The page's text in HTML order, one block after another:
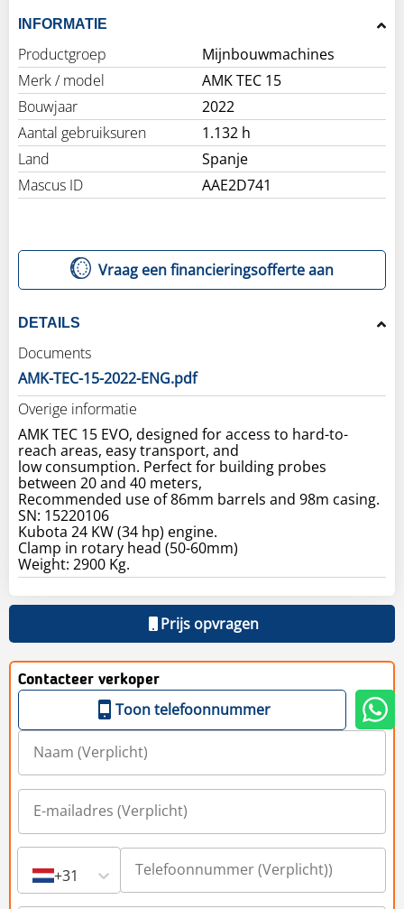
INFORMATIE
Productgroep
Mijnbouwmachines
Merk / model
AMK TEC 15
Bouwjaar
2022
Aantal gebruiksuren
1.132 h
Land
Spanje
Mascus ID
AAE2D741
Vraag een financieringsofferte aan
DETAILS
Documents
AMK-TEC-15-2022-ENG.pdf
Overige informatie
AMK TEC 15 EVO, designed for access to hard-to-
reach areas, easy transport, and
low consumption. Perfect for building probes
between 20 and 40 meters,
Recommended use of 86mm barrels and 98m casing.
SN: 15220106
Kubota 24 KW (34 hp) engine.
Clamp in rotary head (50-60mm)
Weight: 2900 Kg.
Prijs opvragen
Contacteer verkoper
Toon telefoonnummer
+31